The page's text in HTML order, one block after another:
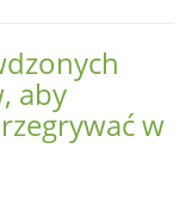
aby
w